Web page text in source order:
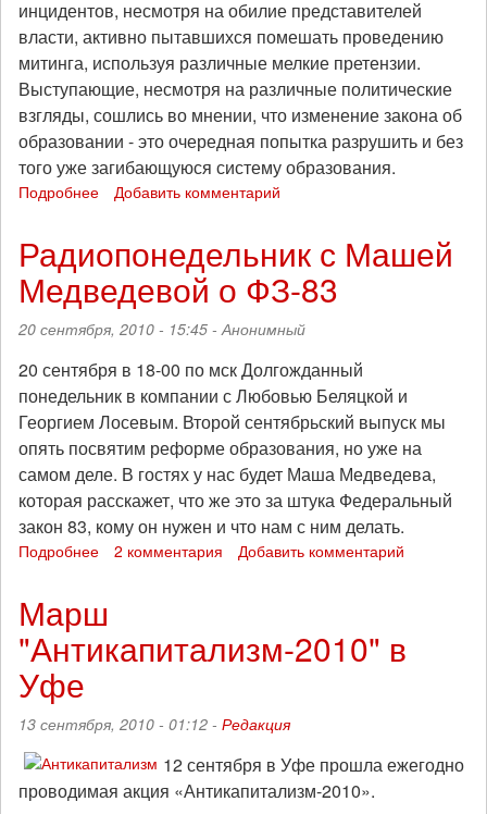
инцидентов, несмотря на обилие представителей
власти, активно пытавшихся помешать проведению
митинга, используя различные мелкие претензии.
Выступающие, несмотря на различные политические
взгляды, сошлись во мнении, что изменение закона об
образовании - это очередная попытка разрушить и без
того уже загибающуюся систему образования.
Подробнее
реформы
образования
(ФЗ-83)
в
Питере.
Добавить комментарий
Радиопонедельник с Машей
Медведевой о ФЗ-83
20 сентября, 2010 - 15:45 -Анонимный
20 сентября в 18-00 по мск Долгожданный
понедельник в компании с Любовью Беляцкой и
Георгием Лосевым. Второй сентябрьский выпуск мы
опять посвятим реформе образования, но уже на
самом деле. В гостях у нас будет Маша Медведева,
которая расскажет, что же это за штука Федеральный
закон 83, кому он нужен и что нам с ним делать.
Подробнее
о
2 комментария Добавить комментарий
Марш
"Антикапитализм-2010" в
Уфе
13 сентября, 2010 - 01:12 - Редакция
12 сентября в Уфе прошла ежегодно
проводимая акция «Антикапитализм-2010».